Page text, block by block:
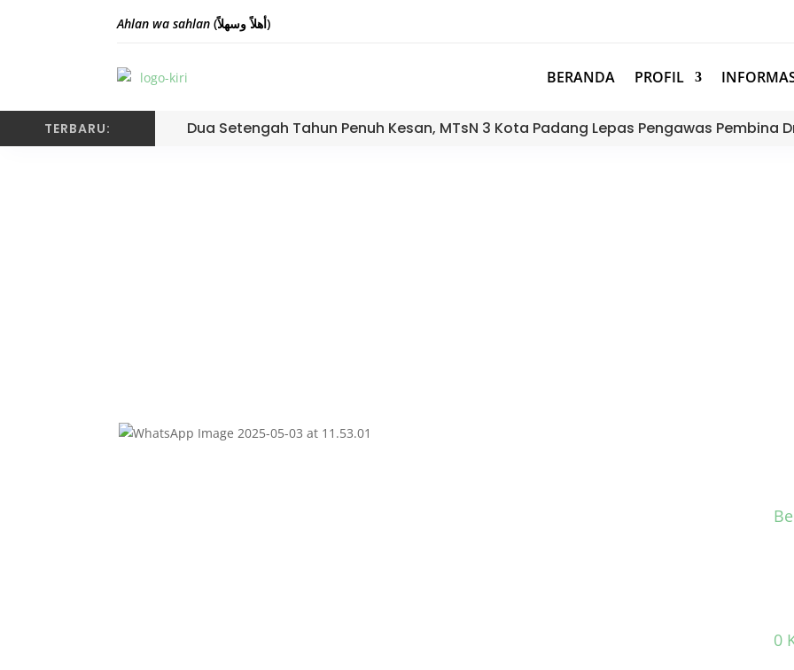
Ahlan wa sahlan (أهلاً وسهلاً)
BERANDA PROFIL
TERBARU: Dua Setengah Tahun Penuh Kesan, MTsN 3 Kota Padang Lepas Pengawas Pembina
0